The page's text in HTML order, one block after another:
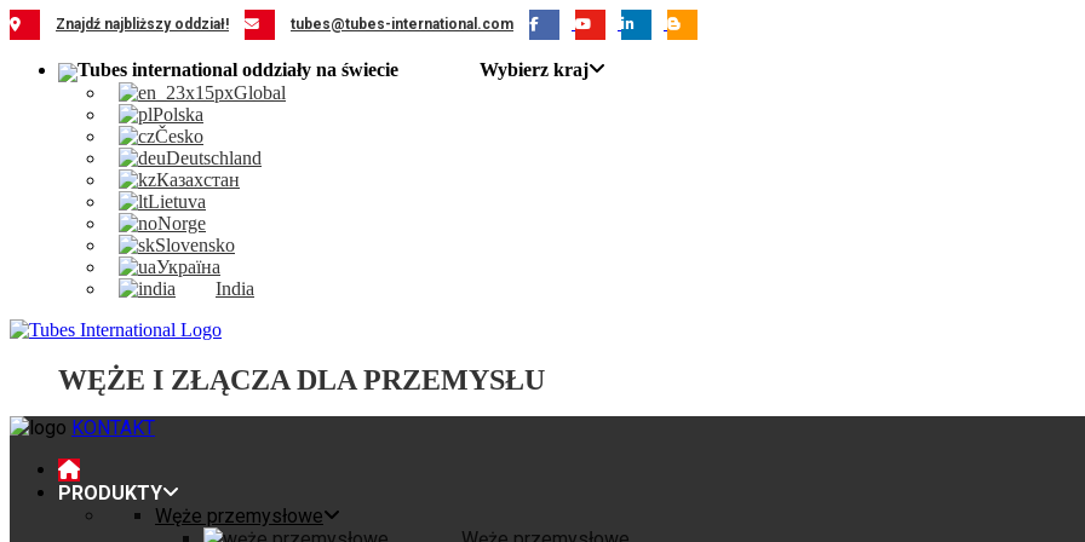
Przejdź
do
zawartości
Znajdź najbliższy oddział! tubes@tubes-international.com
Wybierz kraj
Global
Polska
Česko
Deutschland
Казахстан
Lietuva
Norge
Slovensko
Україна
India
WĘŻE I ZŁĄCZA DLA PRZEMYSŁU
KONTAKT
PRODUKTY
Węże przemysłowe